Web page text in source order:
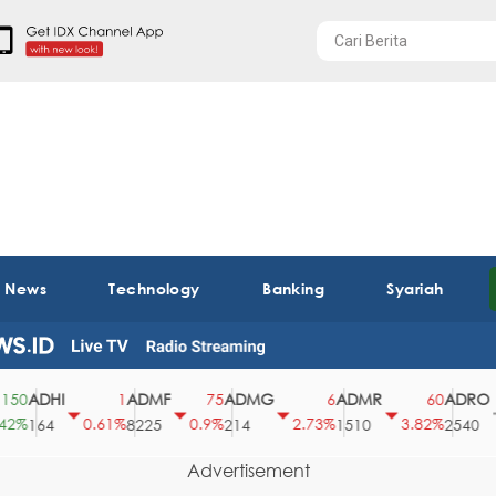
Technology Banking Syariah
ADHI
0.61%
ADMF
8225
0.9%
ADMG
214
2.73%
ADMR
1510
3.82%
ADRO
2540
0%
Advertisement